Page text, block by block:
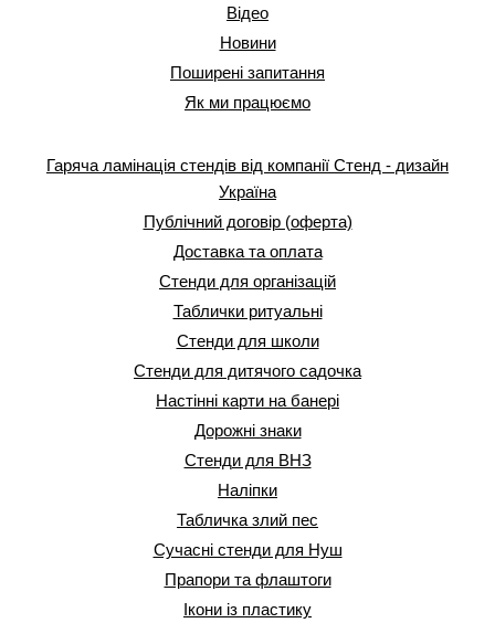
Відео
Новини
Поширені запитання
Як ми працюємо
Гаряча ламінація стендів від компанії Стенд - дизайн
Україна
Публічний договір (оферта)
Доставка та оплата
Стенди для організацій
Таблички ритуальні
Стенди для школи
Стенди для дитячого садочка
Настінні карти на банері
Дорожні знаки
Стенди для ВНЗ
Наліпки
Табличка злий пес
Сучасні стенди для Нуш
Прапори та флаштоги
Ікони із пластику